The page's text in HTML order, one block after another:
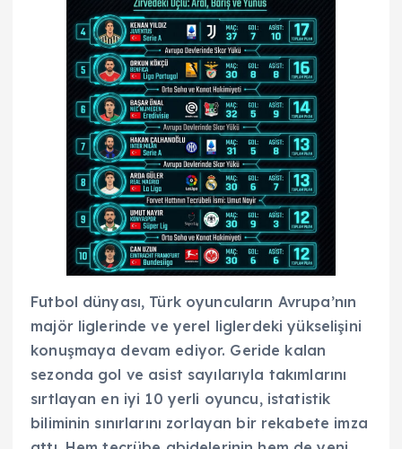
Futbol dünyası, Türk oyuncuların Avrupa’nın
majör liglerinde ve yerel liglerdeki yükselişini
konuşmaya devam ediyor. Geride kalan
sezonda gol ve asist sayılarıyla takımlarını
sırtlayan en iyi 10 yerli oyuncu, istatistik
biliminin sınırlarını zorlayan bir rekabete imza